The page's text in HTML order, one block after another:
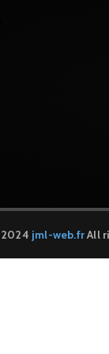
2024 jml-web.frAll